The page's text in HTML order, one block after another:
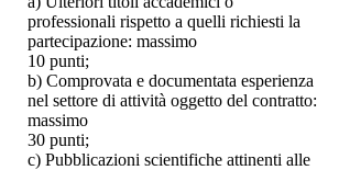
professionali rispetto a quelli richiesti la
partecipazione: massimo
10 punti;
b) Comprovata e documentata esperienza
nel settore di attività oggetto del contratto:
massimo
30 punti;
c) Pubblicazioni scientifiche attinenti alle